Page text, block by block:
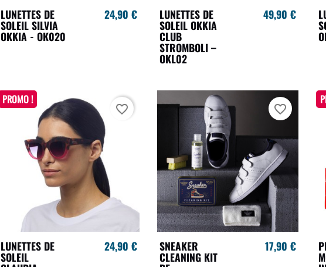
LUNETTES DE
SOLEIL SILVIA
OKKIA - OK020
24,90 € LUNETTES DE
SOLEIL OKKIA
CLUB
STROMBOLI –
OKL02
49,90 €
LUNETTES DE
SOLEIL
24,90 €
PROMO !
favorite_border
SNEAKER
CLEANING KIT
17,90 €
favorite_border